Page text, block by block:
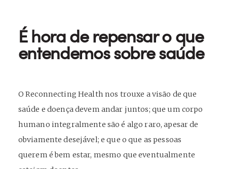
É hora de repensar o que
entendemos sobre saúde
O Reconnecting Health nos trouxe a visão de que
saúde e doença devem andar juntos; que um corpo
humano integralmente são é algo raro, apesar de
obviamente desejável; e que o que as pessoas
querem é bem estar, mesmo que eventualmente